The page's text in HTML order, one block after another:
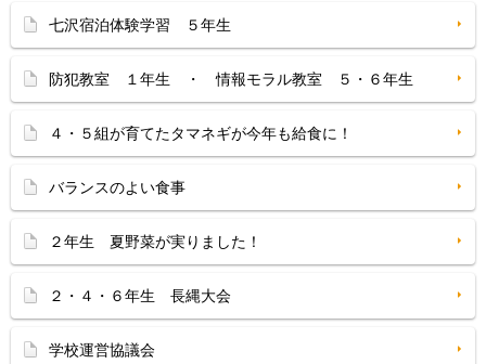
七沢宿泊体験学習 ５年生
防犯教室 １年生 ・ 情報モラル教室 ５・６年生
４・５組が育てたタマネギが今年も給食に！
バランスのよい食事
２年生 夏野菜が実りました！
２・４・６年生 長縄大会
学校運営協議会